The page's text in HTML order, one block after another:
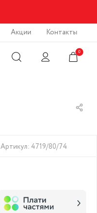
Акции Контакты
0
Артикул: 4719/80/74